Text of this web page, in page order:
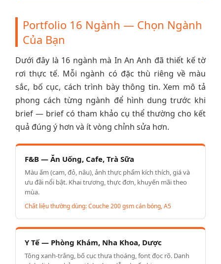
Portfolio 16 Ngành — Chọn Ngành
Của Bạn
Dưới đây là 16 ngành mà In An Anh đã thiết kế tờ
rơi thực tế. Mỗi ngành có đặc thù riêng về màu
sắc, bố cục, cách trình bày thông tin. Xem mô tả
phong cách từng ngành để hình dung trước khi
brief — brief có tham khảo cụ thể thường cho kết
quả đúng ý hơn và ít vòng chỉnh sửa hơn.
F&B — Ăn Uống, Cafe, Trà Sữa
Màu ấm (cam, đỏ, nâu), ảnh thực phẩm kích thích, giá và
ưu đãi nổi bật. Khai trương, thực đơn, khuyến mãi theo
mùa.
Chất liệu thường dùng: Couche 200 gsm cán bóng, A5
Y Tế — Phòng Khám, Nha Khoa, Dược
Tông xanh-trắng, bố cục thưa thoáng, font đọc rõ. Danh